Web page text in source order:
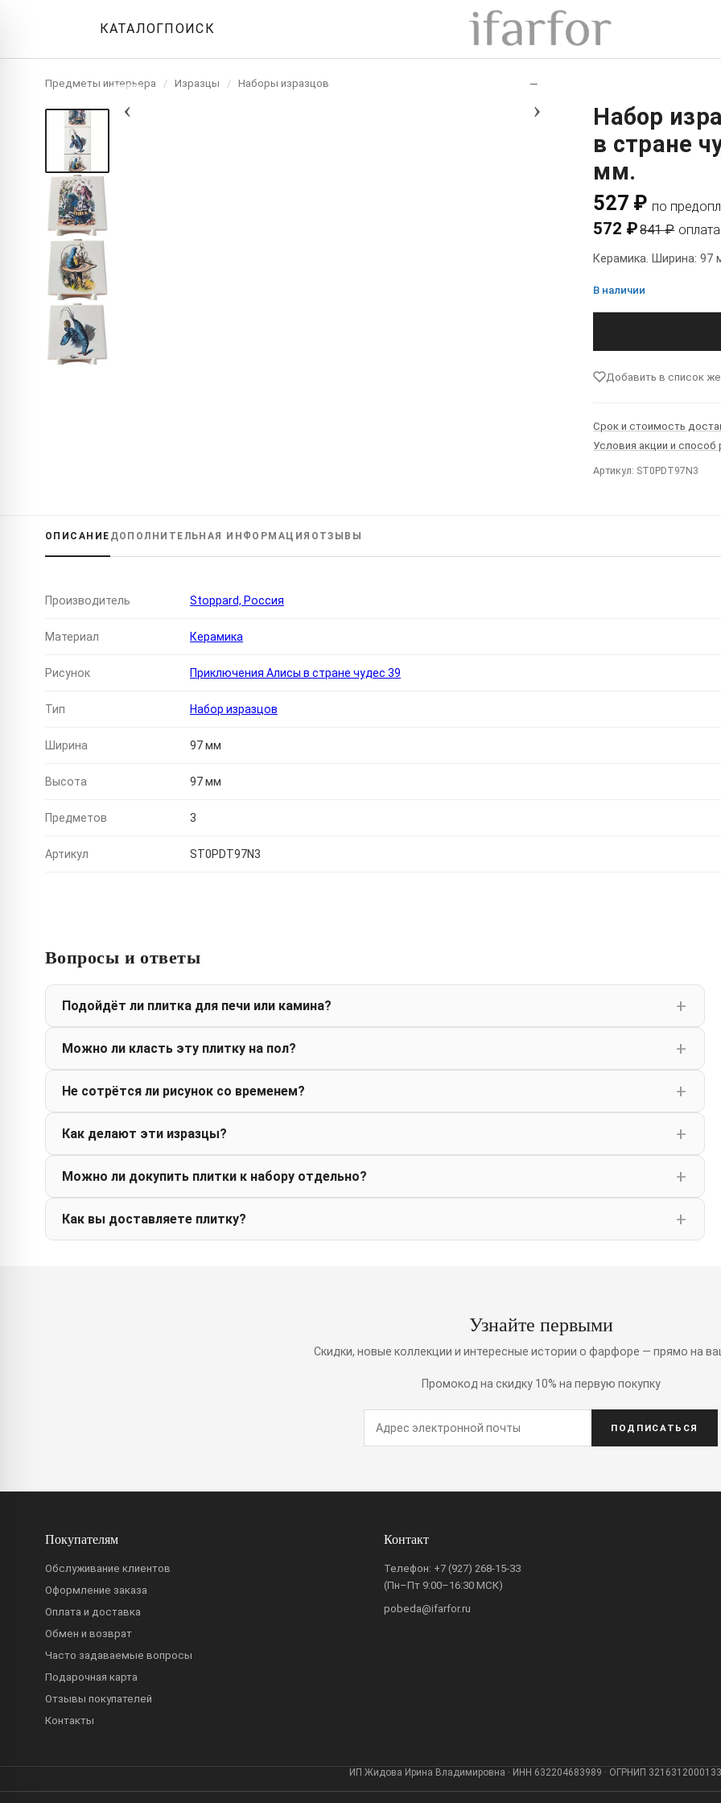
КАТАЛОГПОИСК
Предметы интерьера / Изразцы / Наборы изразцов
‹ ›
+
−
Набор
в стране
мм.
527 ₽ по
572 ₽841 ₽
Керамика. Ширина: 97
В наличии
Добавить в список
Срок и стоимость
Условия акции и способ
Артикул: ST0PDT97N3
ОПИСАНИЕ ДОПОЛНИТЕЛЬНАЯ ИНФОРМАЦИЯ ОТЗЫВЫ
Производитель Stoppard, Россия
Материал Керамика
Рисунок Приключения Алисы в стране чудес 39
Тип Набор изразцов
Ширина 97 мм
Высота 97 мм
Предметов 3
Артикул ST0PDT97N3
Вопросы и ответы
Подойдёт ли плитка для печи или камина?
Можно ли класть эту плитку на пол?
Не сотрётся ли рисунок со временем?
Как делают эти изразцы?
Можно ли докупить плитки к набору отдельно?
Как вы доставляете плитку?
Узнайте первыми
Скидки, новые коллекции и интересные истории о фарфоре — прямо на
Промокод на скидку 10% на первую покупку
ПОДПИСАТЬСЯ
Покупателям
Обслуживание клиентов
Оформление заказа
Оплата и доставка
Обмен и возврат
Часто задаваемые вопросы
Подарочная карта
Отзывы покупателей
Контакты
Контакт
Телефон: +7 (927) 268-15-33
(Пн–Пт 9:00–16:30 МСК)
pobeda@ifarfor.ru
ИП Жидова Ирина Владимировна · ИНН 632204683989 · ОГРНИП